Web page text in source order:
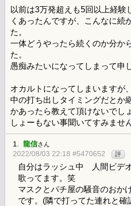
以前は3万発超えも5回以上経験
くあったんですが、こんなに続
た。
一体どうやったら続くのか分か
た。
愚痴みたいになってしまって申
オカルトになってしまいますが
中の打ち出しタイミングだとか
かあったら教えて頂けないでし
しょーもない事聞いてすみませ
1. 龍信さん
2022/08/03 22:18 #5470652 評
自分はラッシュ中 人間ビデ
歌ってます。笑
マスクとパチ屋の騒音のおか
です。(隣で打ってた連れと確